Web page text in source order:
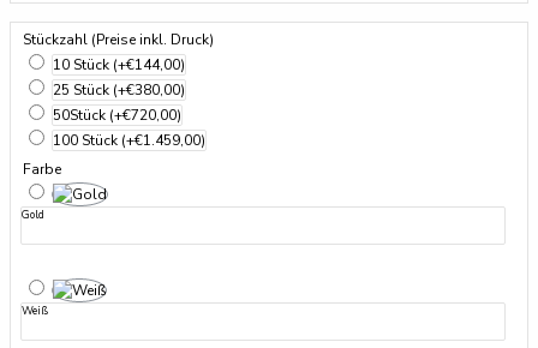
Stückzahl (Preise inkl. Druck)
10 Stück (+€144,00)
25 Stück (+€380,00)
50Stück (+€720,00)
100 Stück (+€1.459,00)
Farbe
Gold
Weiß